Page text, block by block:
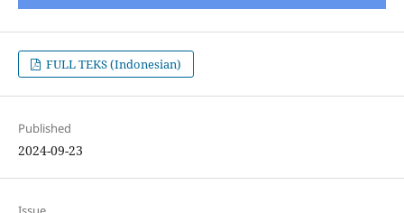
FULL TEKS (Indonesian)
Published
2024-09-23